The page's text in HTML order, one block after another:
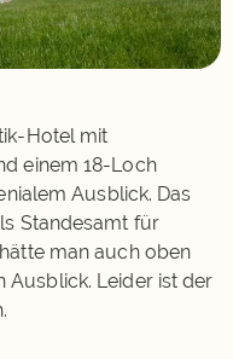
Hotel mit
einem 18-Loch
Ausblick. Das
Standesamt für
man auch oben
Leider ist der